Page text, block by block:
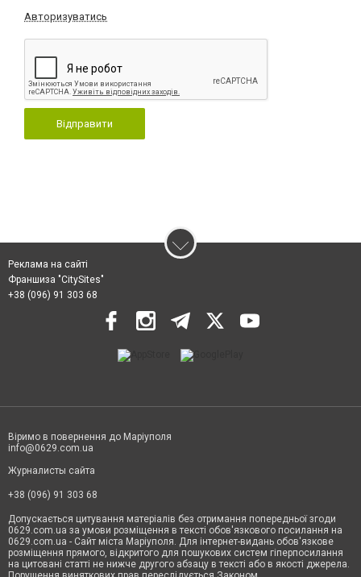
Авторизуватись
Відправити
Реклама на сайті
Франшиза "CitySites"
+38 (096) 91 303 68
Віримо в повернення до Маріуполя
info@0629.com.ua
Журналисты сайта
+38 (096) 91 303 68
Допускається цитування матеріалів без отримання попередньої згоди
0629.com.ua за умови розміщення в тексті обов'язкового посилання на
0629.com.ua - Сайт міста Маріуполя. Для інтернет-видань обов'язкове
розміщення прямого, відкритого для пошукових систем гіперпосилання
на цитовані статті не нижче другого абзацу в тексті або в якості джерела.